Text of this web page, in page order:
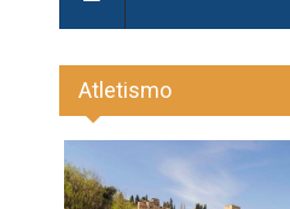
Atletismo